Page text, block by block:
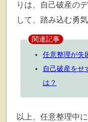
りは、自己破産の
して、踏み込む勇
関連記事
任意整理が失
自己破産をせ
は？
以上、任意整理中